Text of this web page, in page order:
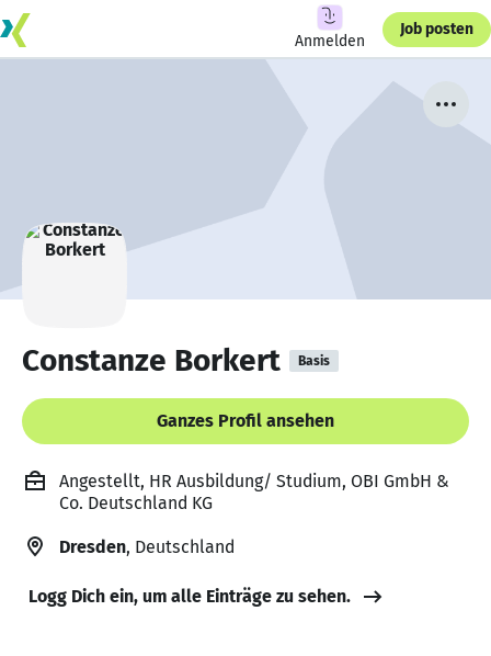
Anmelden
Job posten
Constanze Borkert Basis
Ganzes Profil ansehen
Angestellt, HR Ausbildung/ Studium, OBI GmbH &
Co. Deutschland KG
Dresden, Deutschland
Logg Dich ein, um alle Einträge zu sehen.